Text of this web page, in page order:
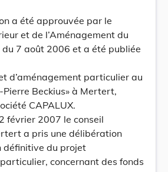
a été approuvée par le
et de l’Aménagement du
7 août 2006 et a été publiée
d’aménagement particulier au
Pierre Beckius» à Mertert,
CAPALUX.
février 2007 le conseil
a pris une délibération
du projet
concernant des fonds